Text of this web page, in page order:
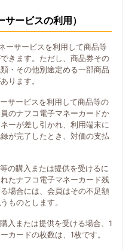
ービスの利用）
ーサービスを利用して商品等
きます。ただし、商品券その
・その他別途定める一部商品
ります。
サービスを利用して商品等の
のナフコ電子マネーカードか
ーが差し引かれ、利用端末に
が完了したとき、対価の支払
の購入または提供を受けるに
たナフコ電子マネーカード残
場合には、会員はその不足額
ものとします。
入または提供を受ける場合、1
カードの枚数は、1枚です。